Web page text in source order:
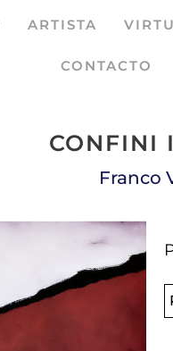
ARTISTA
CONTACTO
CONFINI
Franco